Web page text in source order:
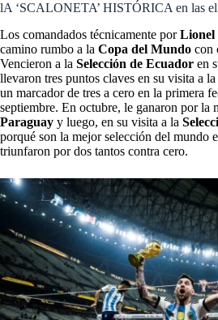
lA ‘SCALONETA’ HISTÓRICA en las
Los comandados técnicamente porLionel
camino rumbo a la Copa del Mundo con
Vencieron a la Selección de Ecuador en
llevaron tres puntos claves en su visita a la
un marcador de tres a cero en la primera
septiembre. En octubre, le ganaron por la
Paraguay y luego, en su visita a la
porqué son la mejor selección del mundo
triunfaron por dos tantos contra cero.